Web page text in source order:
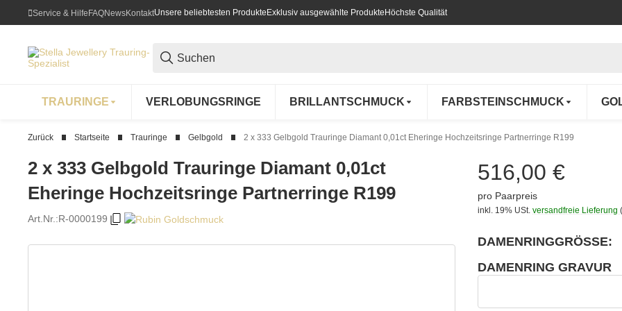
Service & HilfeFAQNewsKontaktUnsere beliebtesten Produkte Exklusiv ausgewählte Produkte Höchste Qualität
TRAURINGE VERLOBUNGSRINGE BRILLANTSCHMUCK FARBSTEINSCHMUCK
Zurück Startseite Trauringe Gelbgold 2 x 333 Gelbgold Trauringe Diamant 0,01ct Eheringe Hochzeitsringe Partnerringe R199
2 x 333 Gelbgold Trauringe Diamant 0,01ct
Eheringe Hochzeitsringe Partnerringe R199
Art.Nr.:R-0000199
516,00 €
pro Paarpreis
inkl. 19% USt. versandfreie Lieferung
DAMENRINGGRÖSSE:
DAMENRING GRAVUR